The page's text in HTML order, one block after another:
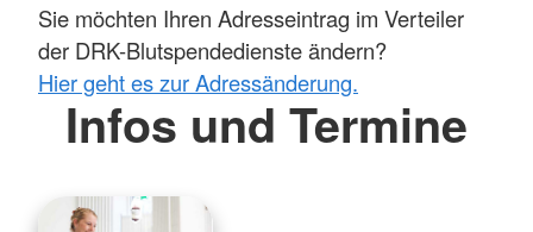
Sie möchten Ihren Adresseintrag im Verteiler
der DRK-Blutspendedienste ändern?
Hier geht es zur Adressänderung.
Infos und Termine